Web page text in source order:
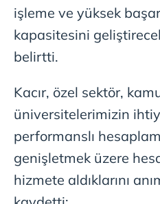
işleme ve yüksek
kapasitesini
belirtti.
Kacır, özel sektör,
üniversitelerimizin
performanslı
genişletmek üzere
hizmete aldıklarını